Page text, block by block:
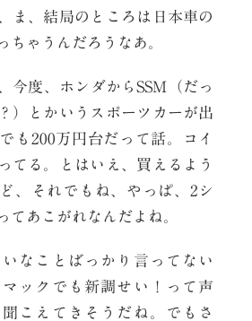
ま、結局のところは日本車の
ちゃうんだろうなあ。
今度、ホンダからSSM（だっ
）とかいうスポーツカーが出
も200万円台だって話。コイ
てる。とはいえ、買えるよう
、それでもね、やっぱ、2シ
てあこがれなんだよね。
なことばっかり言ってない
ックでも新調せい！って声
こえてきそうだね。でもさ